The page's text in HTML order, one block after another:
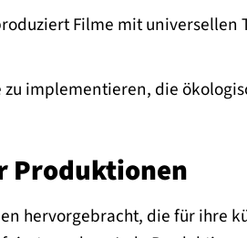
Filme mit universellen
implementieren, die
Produktionen
hervorgebracht, die für ihre